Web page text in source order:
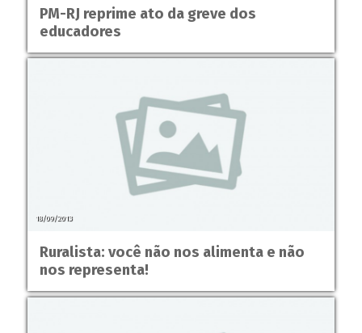
PM-RJ reprime ato da greve dos
educadores
18/09/2013
Ruralista: você não nos alimenta e não
nos representa!